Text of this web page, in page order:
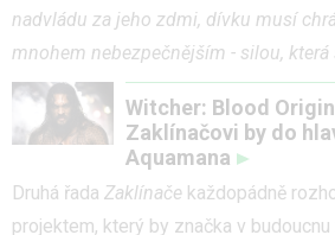
nadvládu za jeho zdmi, dívku musí
mnohem nebezpečnějším - silou, která
Witcher: Blood
Zaklínačovi by do
Aquamana
Druhá řada Zaklínače každopádně
projektem, který by značka v